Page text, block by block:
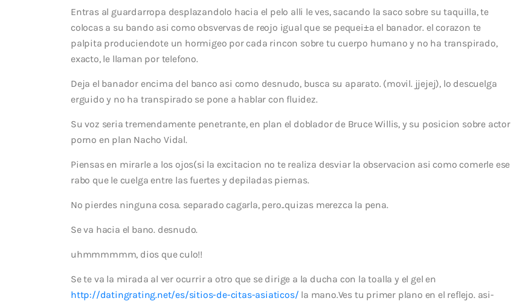
Entras al guardarropa desplazandolo hacia el pelo alli le ves, sacando la saco sobre su taquilla, te
colocas a su bando asi­ como obsvervas de reojo igual que se pequei±a el banador. el corazon te
palpita produciendote un hormigeo por cada rincon sobre tu cuerpo humano y no ha transpirado,
exacto, le llaman por telefono.
Deja el banador encima del banco asi­ como desnudo, busca su aparato. (movil. jjejej), lo descuelga
erguido y no ha transpirado se pone a hablar con fluidez.
Su voz seri­a tremendamente penetrante, en plan el doblador de Bruce Willis, y su posicion sobre actor
porno en plan Nacho Vidal.
Piensas en mirarle a los ojos(si la excitacion no te realiza desviar la observacion asi­ como comerle ese
rabo que le cuelga entre las fuertes y depiladas piernas.
No pierdes ninguna cosa. separado cagarla, pero..quizas merezca la pena.
Se va hacia el bano. desnudo.
uhmmmmmm, dios que culo!!
Se te va la mirada al ver ocurrir a otro que se dirige a la ducha con la toalla y el gel en
http://datingrating.net/es/sitios-de-citas-asiaticos/ la mano.Ves tu primer plano en el reflejo. asi­